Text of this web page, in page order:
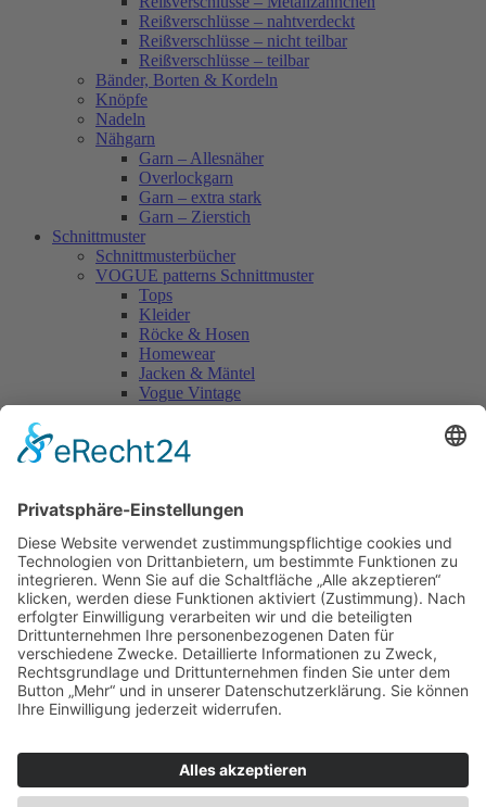
Reißverschlüsse – nahtverdeckt
Reißverschlüsse – nicht teilbar
Reißverschlüsse – teilbar
Bänder, Borten & Kordeln
Knöpfe
Nadeln
Nähgarn
Garn – Allesnäher
Overlockgarn
Garn – extra stark
Garn – Zierstich
Schnittmuster
Schnittmusterbücher
VOGUE patterns Schnittmuster
Tops
Kleider
Röcke & Hosen
Homewear
Jacken & Mäntel
Vogue Vintage
Accessoires
Kleider
Homewear
Jacken & Mäntel
Curvy
Herren
Kids
Burda Fantasy
Accessoires & Deko
NEU im Shop
SALE
Suchen